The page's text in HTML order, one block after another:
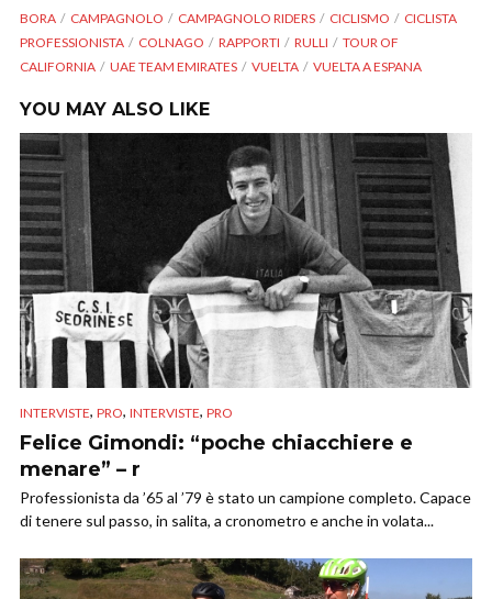
BORA CAMPAGNOLO CAMPAGNOLO RIDERS CICLISMO
CICLISTA
PROFESSIONISTA
COLNAGO RAPPORTI RULLI
TOUR OF
CALIFORNIA
UAE TEAM EMIRATES VUELTA VUELTA A ESPANA
YOU MAY ALSO LIKE
INTERVISTE, PRO, INTERVISTE, PRO
Felice Gimondi: “poche chiacchiere e
menare” – r
Professionista da ’65 al ’79 è stato un campione completo. Capace
di tenere sul passo, in salita, a cronometro e anche in volata...